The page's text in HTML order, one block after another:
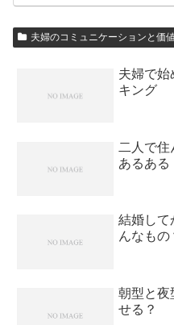
夫婦のコミュニケーションと価
夫婦で始
キング
二人で
あるある
結婚して
んなもの
朝型と夜
せる？